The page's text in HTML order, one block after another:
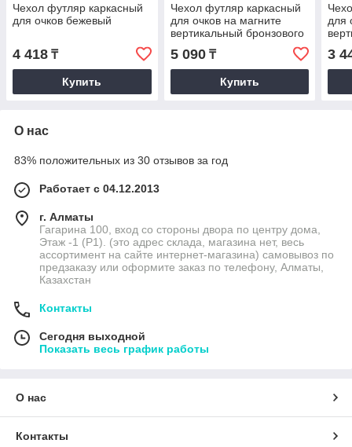
Чехол футляр каркасный
для очков бежевый
4 418 ₸
Купить
Чехол футляр каркасный
для очков на магните
вертикальный бронзового
5 090₸
Купить
для
3
О нас
83% положительных из 30 отзывов за год
Работает с 04.12.2013
г. Алматы
Гагарина 100, вход со стороны двора по центру дома,
Этаж -1 (P1). (это адрес склада, магазина нет, весь
ассортимент на сайте интернет-магазина) самовывоз по
предзаказу или оформите заказ по телефону, Алматы,
Казахстан
Контакты
Сегодня выходной
Показать весь график работы
О нас
Контакты